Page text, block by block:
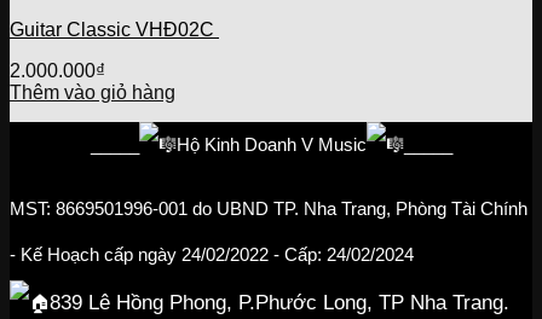
Guitar Classic VHĐ02C
2.000.000₫
Thêm vào giỏ hàng
Hộ Kinh Doanh V Music _____
MST: 8669501996-001 do UBND TP. Nha Trang, Phòng Tài Chính
- Kế Hoạch cấp ngày 24/02/2022 - Cấp: 24/02/2024
839 Lê Hồng Phong, P.Phước Long, TP Nha Trang.